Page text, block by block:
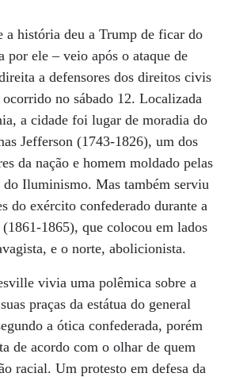
a história deu a Trump de ficar do
por ele – veio após o ataque de
a defensores dos direitos civis
no sábado 12. Localizada
a cidade foi lugar de moradia do
Jefferson (1743-1826), um dos
da nação e homem moldado pelas
do Iluminismo. Mas também serviu
do exército confederado durante a
(1861-1865), que colocou em lados
e o norte, abolicionista.
vivia uma polêmica sobre a
praças da estátua do general
a ótica confederada, porém
de acordo com o olhar de quem
racial. Um protesto em defesa da